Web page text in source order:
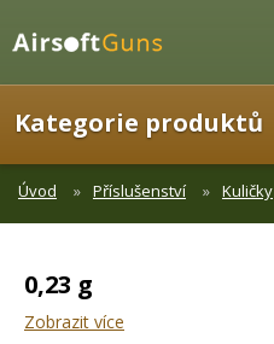
Kategorie produktů
Úvod Příslušenství Kuličky
0,23 g
Zobrazit více